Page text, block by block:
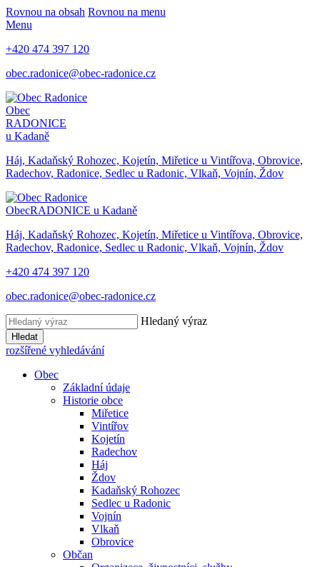
Rovnou na obsah Rovnou na menu
Menu
+420 474 397 120
obec.radonice@obec-radonice.cz
Obec
RADONICE
u Kadaně
Háj, Kadaňský Rohozec, Kojetín, Miřetice u Vintířova, Obrovice,
Radechov, Radonice, Sedlec u Radonic, Vlkaň, Vojnín, Ždov
ObecRADONICE u Kadaně
Háj, Kadaňský Rohozec, Kojetín, Miřetice u Vintířova, Obrovice,
Radechov, Radonice, Sedlec u Radonic, Vlkaň, Vojnín, Ždov
+420 474 397 120
obec.radonice@obec-radonice.cz
Hledaný výraz
Hledat
rozšířené vyhledávání
Obec
Základní údaje
Historie obce
Miřetice
Vintířov
Kojetín
Radechov
Háj
Ždov
Kadaňský Rohozec
Sedlec u Radonic
Vojnín
Vlkaň
Obrovice
Občan